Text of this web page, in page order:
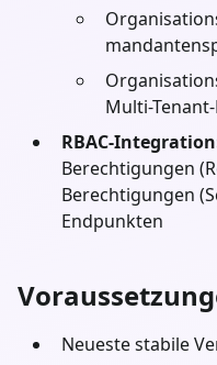
Multi-
RBAC-
Berechtigungen
Berechtigungen
Endpunkten
Neueste stabile